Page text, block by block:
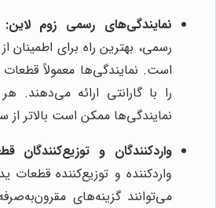
نمایندگی‌های رسمی زوم لاین:
رسمی، بهترین راه برای
را با گارانتی ارائه می‌دهند.
نمایندگی‌ها ممکن است بالاتر از
واردکنندگان و توزیع‌کنندگان
واردکننده و توزیع‌کننده
می‌توانند گزینه‌های